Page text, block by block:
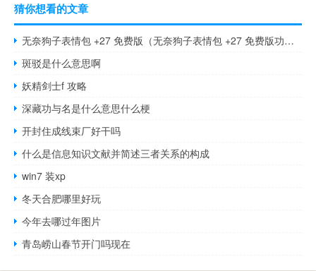
猜你想看的文章
无奈狗子表情包 +27 免费版（无奈狗子表情包 +27 免费版功能简介）
斑驳是什么意思啊
妖精剑士f 攻略
深藏功与名是什么意思什么梗
开封住成线束厂好干吗
什么是信息知识文献并简述三者关系的构成
win7 装xp
冬天合肥哪里好玩
今年去哪过年图片
青岛崂山春节开门吗现在